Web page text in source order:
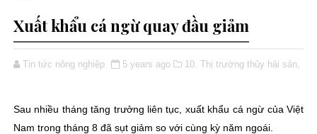
Xuất khẩu cá ngừ quay đầu giảm
Tin tức nông nghiệp 5 years ago 10. Thị trường thủy hải sản,
Sau nhiều tháng tăng trưởng liên tục, xuất khẩu cá ngừ của Việt
Nam trong tháng 8 đã sụt giảm so với cùng kỳ năm ngoái.